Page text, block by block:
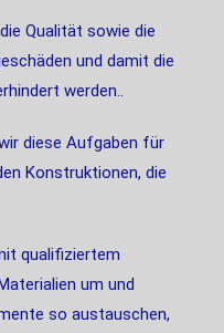
Qualität sowie die
und damit die
werden..
diese Aufgaben für
Konstruktionen, die
qualifiziertem
um und
so austauschen,